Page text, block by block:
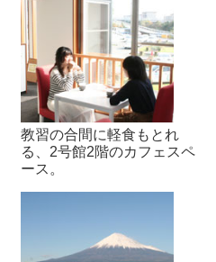
教習の合間に軽食もとれ
る、2号館2階のカフェスペ
ース。